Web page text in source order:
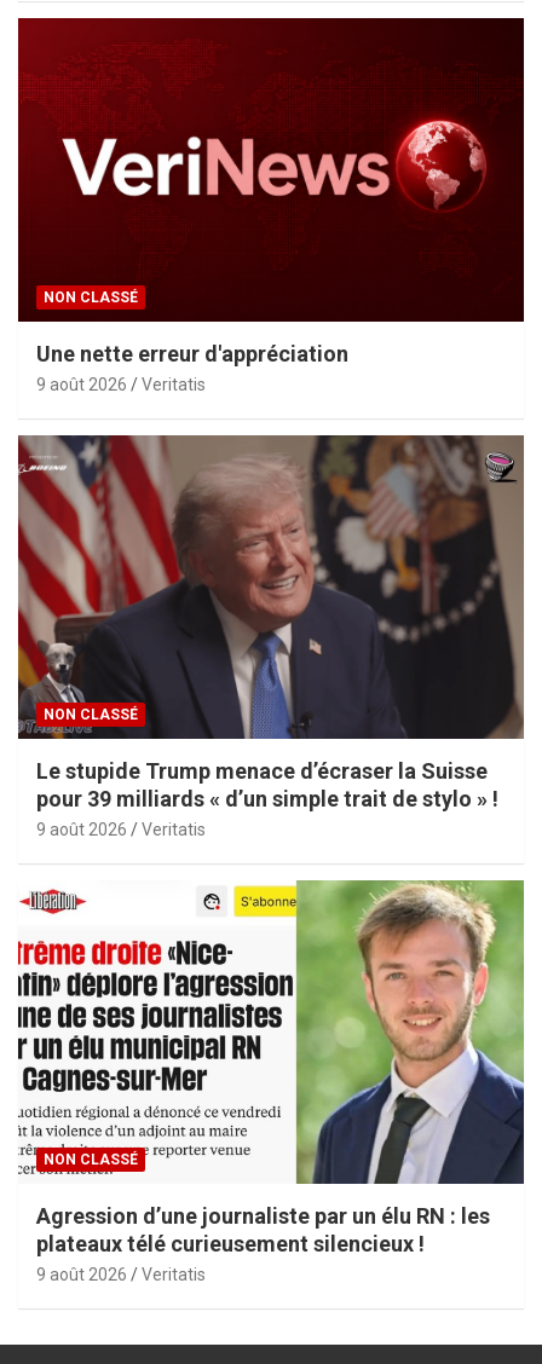
NON CLASSÉ
Une nette erreur d'appréciation
9 août 2026 Veritatis
NON CLASSÉ
Le stupide Trump menace d’écraser la Suisse
pour 39 milliards « d’un simple trait de stylo » !
9 août 2026 Veritatis
NON CLASSÉ
Agression d’une journaliste par un élu RN : les
plateaux télé curieusement silencieux !
9 août 2026 Veritatis